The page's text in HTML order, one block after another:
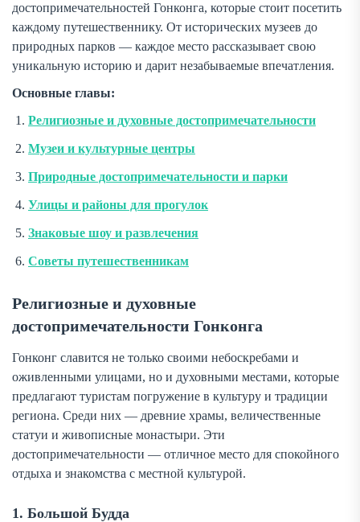
достопримечательностей Гонконга, которые стоит посетить
каждому путешественнику. От исторических музеев до
природных парков — каждое место рассказывает свою
уникальную историю и дарит незабываемые впечатления.
Основные главы:
Религиозные и духовные достопримечательности
Музеи и культурные центры
Природные достопримечательности и парки
Улицы и районы для прогулок
Знаковые шоу и развлечения
Советы путешественникам
Религиозные и духовные
достопримечательности Гонконга
Гонконг славится не только своими небоскребами и
оживленными улицами, но и духовными местами, которые
предлагают туристам погружение в культуру и традиции
региона. Среди них — древние храмы, величественные
статуи и живописные монастыри. Эти
достопримечательности — отличное место для спокойного
отдыха и знакомства с местной культурой.
1. Большой Будда